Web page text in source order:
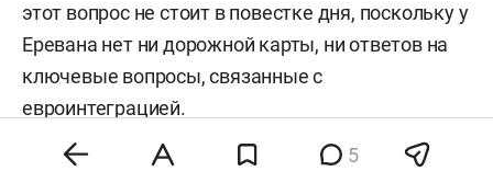
этот вопрос не стоит в повестке дня, поскольку у
Еревана нет ни дорожной карты, ни ответов на
ключевые вопросы, связанные с
евроинтеграцией.
5